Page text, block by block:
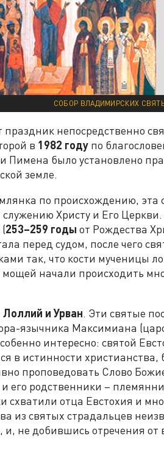
СОБОР ВЛАДИМИРСКИХ
праздник непосредственно
в 1982 году по
Пимена было установлено
земле.
по происхождению, эта
Христу и Его
253–259 годы от Рождества
перед судом, после чего
так, что кости мученицы
начали происходить
Лоллий и Урван. Эти святые
язычника Максимиана
интересно: святой
в истинности христианства,
проповедовать Слово
его родственники –
отца Евстохия и
из святых страдальцев
не добившись отречения от